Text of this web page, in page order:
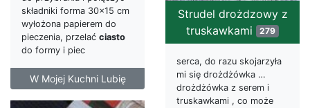
składniki forma 30x15 cm
wyłożona papierem do
pieczenia, przelać ciasto
do formy i piec
W Mojej Kuchni Lubię
Strudel drożdzowy z
truskawkami 279
serca, do razu skojarzyła
mi się drożdżówka …
drożdżówka z serem i
truskawkami , co może